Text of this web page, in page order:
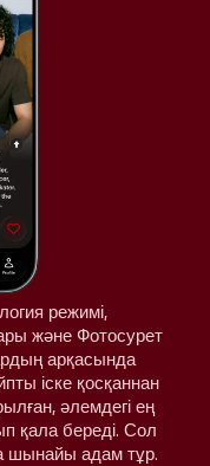
режимі,
және Фотосурет
арқасында
іске қосқаннан
әлемдегі ең
қала береді. Сол
шынайы адам тұр.